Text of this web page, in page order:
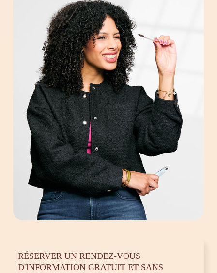
RÉSERVER UN RENDEZ-VOUS
D'INFORMATION GRATUIT ET SANS